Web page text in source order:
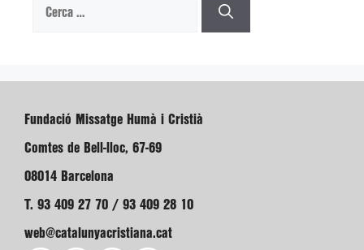
Cerca:
Fundació Missatge Humà i Cristià
Comtes de Bell-lloc, 67-69
08014 Barcelona
T. 93 409 27 70 / 93 409 28 10
web@catalunyacristiana.cat